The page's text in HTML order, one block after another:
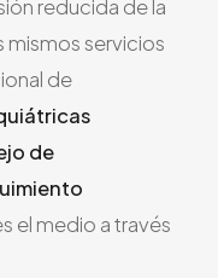
reducida de la
mismos servicios
de
de
el medio a través